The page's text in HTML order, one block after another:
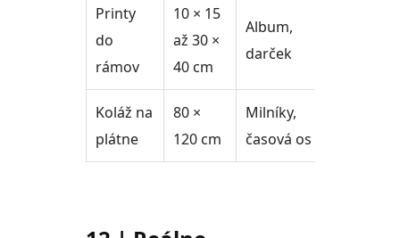
Printy
do
rámov
10 × 15
až 30 ×
40 cm
Album,
darček
Koláž na
plátne
80 ×
120 cm
Milníky,
časová os